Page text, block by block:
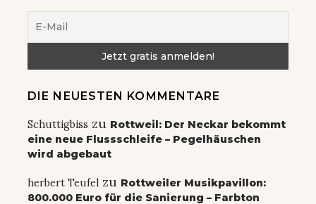
DIE NEUESTEN KOMMENTARE
Schuttigbiss zu Rottweil: Der Neckar bekommt
eine neue Flussschleife – Pegelhäuschen
wird abgebaut
herbert Teufel zu Rottweiler Musikpavillon:
800.000 Euro für die Sanierung – Farbton